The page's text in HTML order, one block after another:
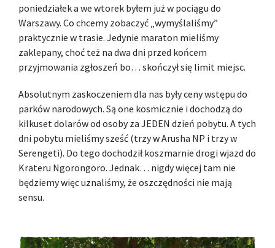
poniedziałek a we wtorek byłem już w pociągu do
Warszawy. Co chcemy zobaczyć „wymyślaliśmy”
praktycznie w trasie. Jedynie maraton mieliśmy
zaklepany, choć też na dwa dni przed końcem
przyjmowania zgłoszeń bo… skończył się limit miejsc.
Absolutnym zaskoczeniem dla nas były ceny wstępu do
parków narodowych. Są one kosmicznie i dochodzą do
kilkuset dolarów od osoby za JEDEN dzień pobytu. A tych
dni pobytu mieliśmy sześć (trzy w Arusha NP i trzy w
Serengeti). Do tego dochodził koszmarnie drogi wjazd do
Krateru Ngorongoro. Jednak… nigdy więcej tam nie
będziemy więc uznaliśmy, że oszczędności nie mają
sensu.